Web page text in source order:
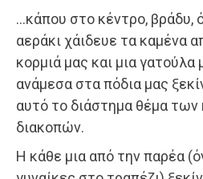
…κάπου στο κέντρο, βράδυ,
αεράκι χάιδευε τα καμένα
κορμιά μας και μια
ανάμεσα στα πόδια μας
αυτό το διάστημα θέμα των
διακοπών.
Η κάθε μια από την παρέα